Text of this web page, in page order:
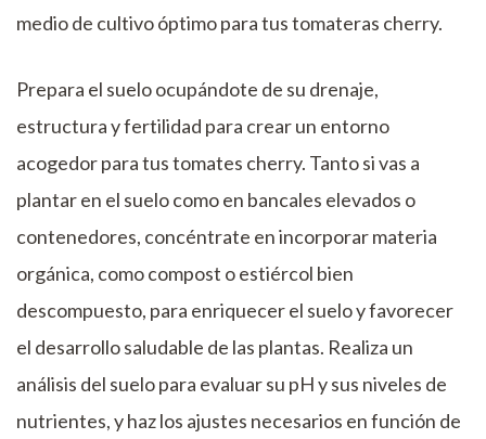
medio de cultivo óptimo para tus tomateras cherry.
Prepara el suelo ocupándote de su drenaje,
estructura y fertilidad para crear un entorno
acogedor para tus tomates cherry. Tanto si vas a
plantar en el suelo como en bancales elevados o
contenedores, concéntrate en incorporar materia
orgánica, como compost o estiércol bien
descompuesto, para enriquecer el suelo y favorecer
el desarrollo saludable de las plantas. Realiza un
análisis del suelo para evaluar su pH y sus niveles de
nutrientes, y haz los ajustes necesarios en función de